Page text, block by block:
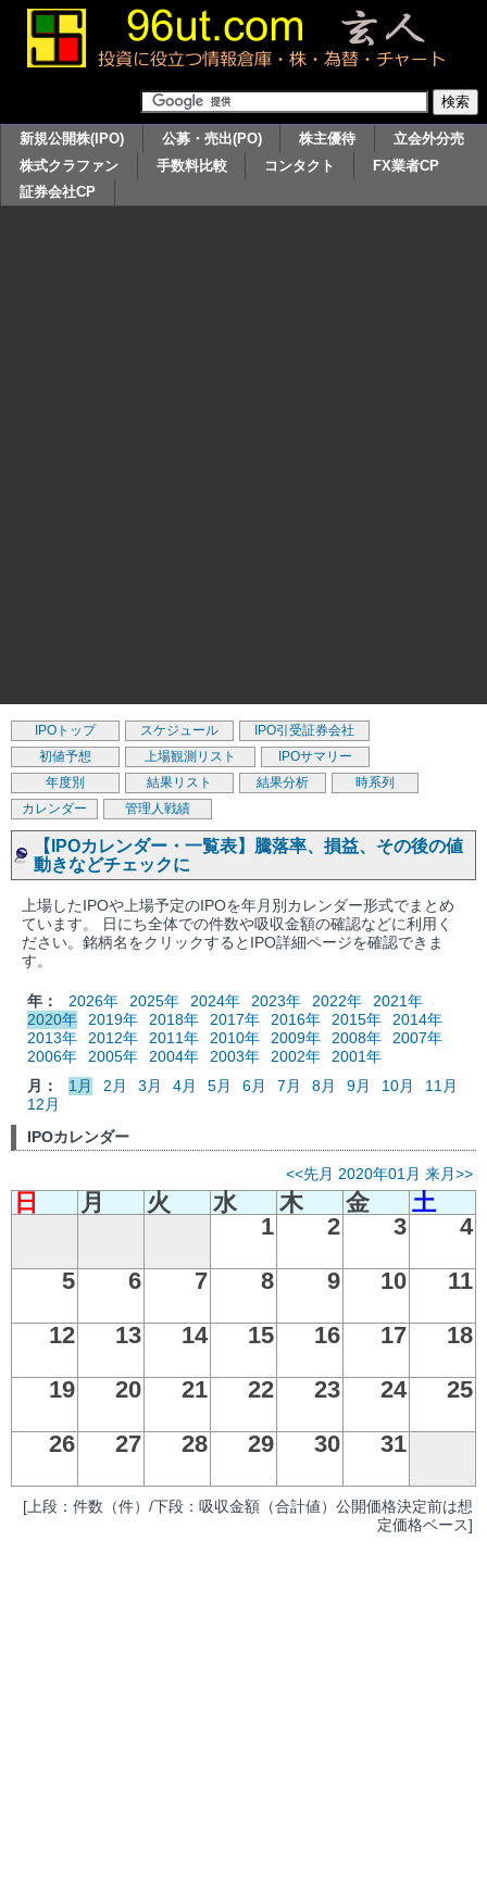
新規公開株(IPO) 公募・売出(PO) 株主優待
立会外分売
株式クラファン
手数料比較 コンタクト
FX業者CP
証券会社CP
IPOトップ スケジュール
IPO引受証券会社
初値予想
上場観測リスト
IPOサマリー
年度別
結果リスト 結果分析
時系列
カレンダー
管理人戦績
【IPOカレンダー・一覧表】騰落率、損益、その後の値
動きなどチェックに
上場したIPOや上場予定のIPOを年月別カレンダー形式でまとめ
ています。 日にち全体での件数や吸収金額の確認などに利用く
ださい。銘柄名をクリックするとIPO詳細ページを確認できま
す。
年： 2026年 2025年 2024年 2023年 2022年
2021年
2020年
2019年 2018年 2017年 2016年 2015年
2014年
2013年
2012年 2011年 2010年 2009年 2008年
2007年
2006年
2005年 2004年 2003年 2002年
2001年
月：
1月 2月 3月 4月 5月 6月 7月 8月 9月 10月
11月
12月
IPOカレンダー
<<先月 2020年01月 来月>>
日 月 火 水 木 金
土
1
2 3
4
5
6 7 8 9 10
11
12
13 14 15 16 17
18
19
20 21 22 23 24
25
26
27 28 29 30 31
[上段：件数（件）/下段：吸収金額（合計値）公開価格決定前は想
定価格ベース]